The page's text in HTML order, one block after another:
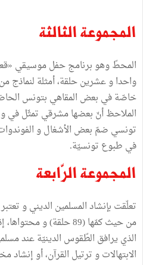
المجموعة الثالثة
المحطّ وهو برنامج حفل موسيقي
واحدا و عشرين حلقة، أمثلة لنماذج
خاصّة في بعض المقاهي بتونس
الملاحظ أنّ بعضها مشرقي تمثّل
تونسي ضمّ بعض الأشغال و
في طبوع تونسيّة.
المجموعة الرّابعة
تعلّقت بإنشاد المسلمين الديني و
من حيث كمّها (89 حلقة) و
الذي يرافق الطّقوس الدينيّة عند
الابتهالات و ترتيل القرآن، أو إنشاد